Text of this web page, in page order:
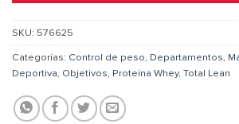
SKU: 576625
Categorías: Control de peso, Departamentos,
Deportiva, Objetivos, Proteína Whey, Total Lean